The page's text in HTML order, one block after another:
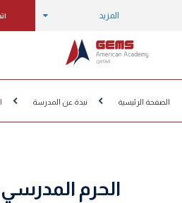
المزيد
الصفحة الرئيسية نبذة عن المدرسة
الحرم